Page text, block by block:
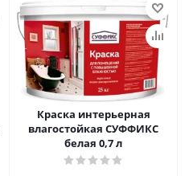
Краска интерьерная
влагостойкая СУФФИКС
белая 0,7 л